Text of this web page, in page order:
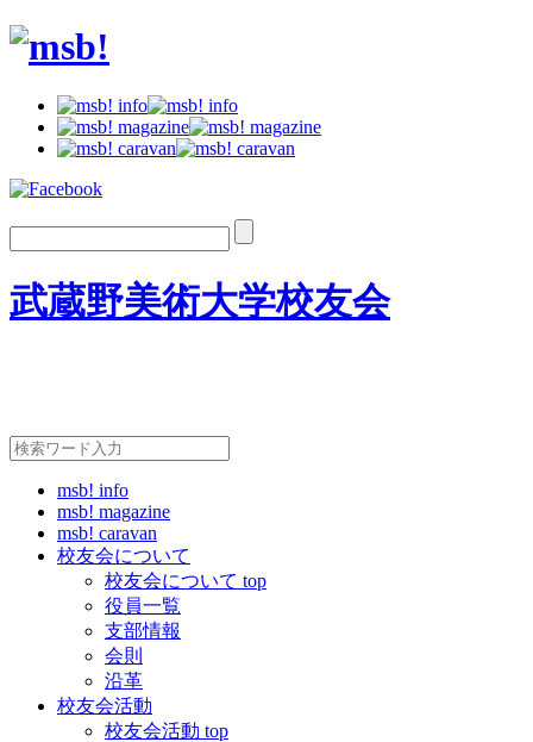
武蔵野美術大学校友会
msb! info
msb! magazine
msb! caravan
校友会について
校友会について top
役員一覧
支部情報
会則
沿革
校友会活動
校友会活動 top